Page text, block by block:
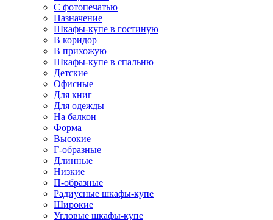
С фотопечатью
Назначение
Шкафы-купе в гостиную
В коридор
В прихожую
Шкафы-купе в спальню
Детские
Офисные
Для книг
Для одежды
На балкон
Форма
Высокие
Г-образные
Длинные
Низкие
П-образные
Радиусные шкафы-купе
Широкие
Угловые шкафы-купе